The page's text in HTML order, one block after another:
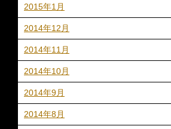
2015年1月
2014年12月
2014年11月
2014年10月
2014年9月
2014年8月